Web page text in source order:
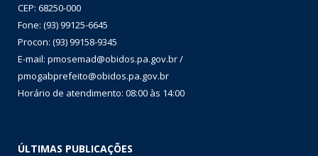
CEP: 68250-000
Fone: (93) 99125-6645
Procon: (93) 99158-9345
E-mail: pmosemad@obidos.pa.gov.br /
pmogabprefeito@obidos.pa.gov.br
Horário de atendimento: 08:00 às 14:00
ÚLTIMAS PUBLICAÇÕES